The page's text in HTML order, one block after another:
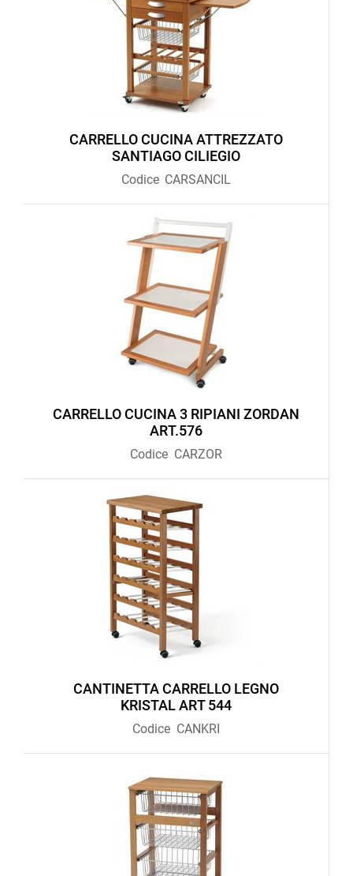
CARRELLO CUCINA ATTREZZATO
SANTIAGO CILIEGIO
Codice CARSANCIL
CARRELLO CUCINA 3 RIPIANI ZORDAN
ART.576
Codice CARZOR
CANTINETTA CARRELLO LEGNO
KRISTAL ART 544
Codice CANKRI